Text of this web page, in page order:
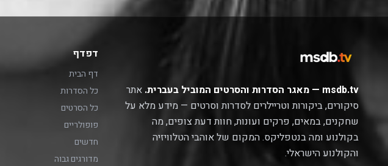
msdb.tv — מאגר הסדרות והסרטים המוביל בעברית.
אתר
סיקורים, ביקורות וטריילרים לסדרות וסרטים — מידע מלא על
שחקנים, במאים, פרקים ועונות, חוות דעת צופים, מה
בקולנוע ומה בנטפליקס. המקום של אוהבי הטלוויזיה
והקולנוע הישראלי.
דפדף
דף הבית
כל הסדרות
כל הסרטים
פופולריים
חדשים
מדורגים גבוה